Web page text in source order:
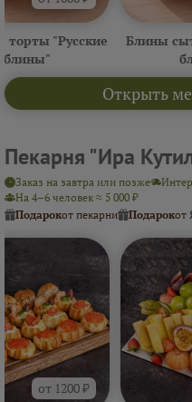
Открыть
торты "Русские
блины"
Блины
Пекарня "Ира
Заказ на завтра или позже
На 4–6 человек ≈ 5 000 ₽
Подарокот пекарни Подарокот
от 1200 ₽